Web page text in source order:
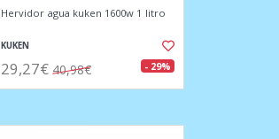
Hervidor agua kuken 1600w 1 litro
KUKEN
29,27€ 40,98€ - 29%